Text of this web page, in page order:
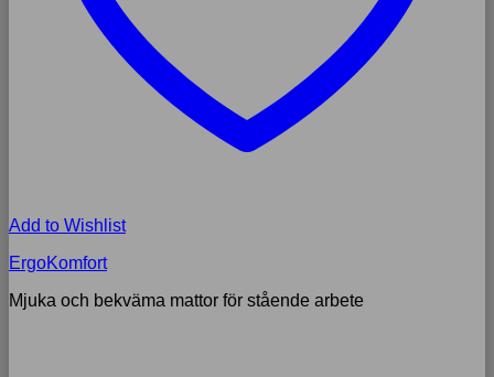
Add to Wishlist
ErgoKomfort
Mjuka och bekväma mattor för stående arbete